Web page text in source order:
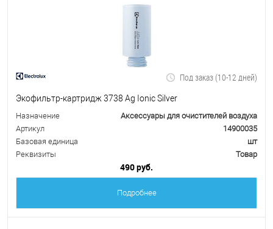
Под заказ (10-12 дней)
Экофильтр-картридж 3738 Ag Ionic Silver
Назначение
Аксессуары для очистителей воздуха
Артикул
14900035
Базовая единица
шт
Реквизиты
Товар
490 руб.
Подробнее